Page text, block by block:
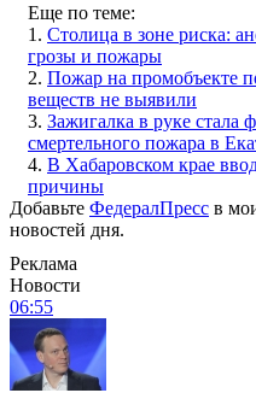
Еще по теме:
1. Столица в зоне риска:
грозы и пожары
2. Пожар на промобъекте
веществ не выявили
3. Зажигалка в руке стала
смертельного пожара в
4. В Хабаровском крае
причины
Добавьте ФедералПресс в
новостей дня.
Реклама
Новости
06:55